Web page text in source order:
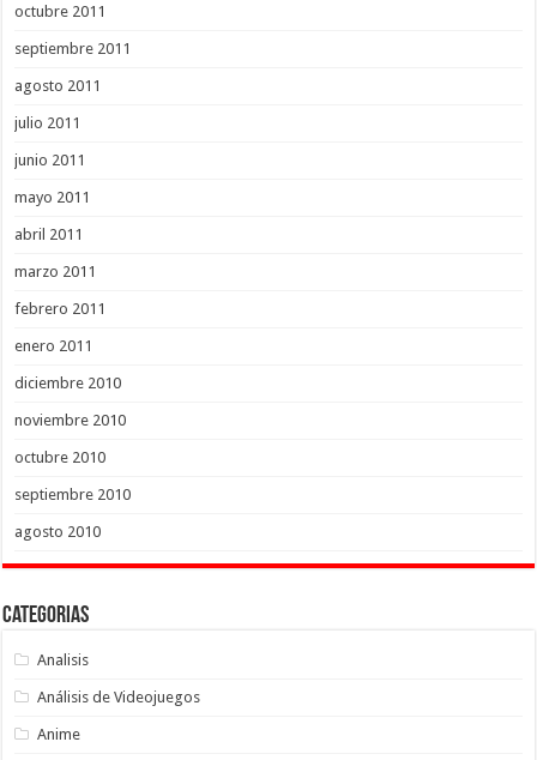
octubre 2011
septiembre 2011
agosto 2011
julio 2011
junio 2011
mayo 2011
abril 2011
marzo 2011
febrero 2011
enero 2011
diciembre 2010
noviembre 2010
octubre 2010
septiembre 2010
agosto 2010
Categorias
Analisis
Análisis de Videojuegos
Anime